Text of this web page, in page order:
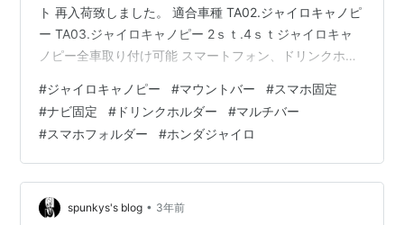
ト 再入荷致しました。 適合車種 TA02.ジャイロキャノピ
ー TA03.ジャイロキャノピー 2ｓｔ.4ｓｔジャイロキャ
ノピー全車取り付け可能 スマートフォン、ドリンクホル
器など様々なパーツの取付を可能にします。 メーターの
視界を妨げず、スマホ、ナビを見やすい位置に固定出来
るので安全に地図の閲覧などにご利用頂けます。 商品詳
細 スチール製 バー径・22mm バー長さ・450mm バック
ミラーステー部分を利用りて取付します。 穴あけ加工な
どは必…
#ジャイロキャノピー #マウントバー #スマホ固定
#ナビ固定 # ドリンクホルダー #マルチバー
#スマホフォルダー #ホンダジャイロ
spunkys's blog • 3年前